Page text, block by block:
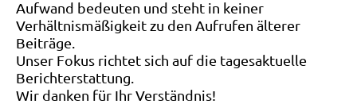
Aufwand bedeuten und steht in keiner
Verhältnismäßigkeit zu den Aufrufen älterer
Beiträge.
Unser Fokus richtet sich auf die tagesaktuelle
Berichterstattung.
Wir danken für Ihr Verständnis!